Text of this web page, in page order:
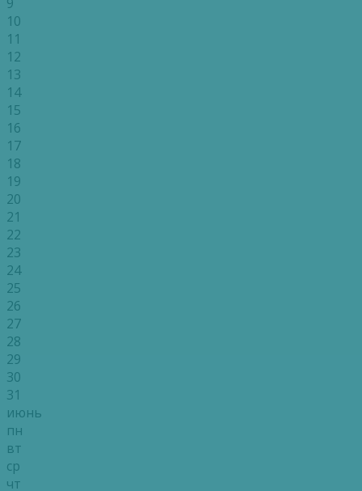
10
11
12
13
14
15
16
17
18
19
20
21
22
23
24
25
26
27
28
29
30
31
июнь
пн
вт
ср
чт